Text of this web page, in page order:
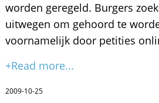
worden geregeld. Burgers
uitwegen om gehoord te
voornamelijk door petities
+Read more...
2009-10-25